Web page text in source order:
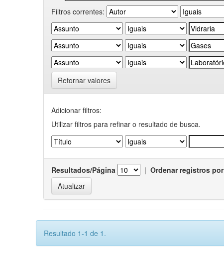
Filtros correntes:
Retornar valores
Adicionar filtros:
Utilizar filtros para refinar o resultado de busca.
Resultados/Página | Ordenar registros por
Resultado 1-1 de 1.